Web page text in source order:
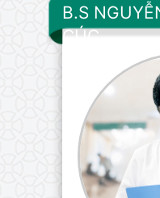
B.S
CÚC